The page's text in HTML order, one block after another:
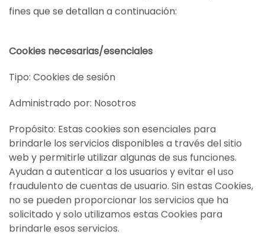
fines que se detallan a continuación:
Cookies necesarias/esenciales
Tipo: Cookies de sesión
Administrado por: Nosotros
Propósito: Estas cookies son esenciales para
brindarle los servicios disponibles a través del sitio
web y permitirle utilizar algunas de sus funciones.
Ayudan a autenticar a los usuarios y evitar el uso
fraudulento de cuentas de usuario. Sin estas Cookies,
no se pueden proporcionar los servicios que ha
solicitado y solo utilizamos estas Cookies para
brindarle esos servicios.